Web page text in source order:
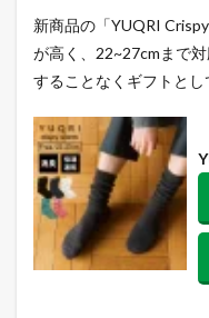
新商品の「YUQRI
が高く、22~27cmまで
することなくギフトとし